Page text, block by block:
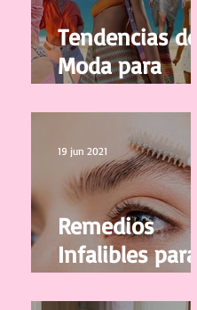
Tendencias de
Moda para
Mujer
Primavera/Vera
no 2021
Remedios
Infalibles para
que tus Cejas
19 jun 2021